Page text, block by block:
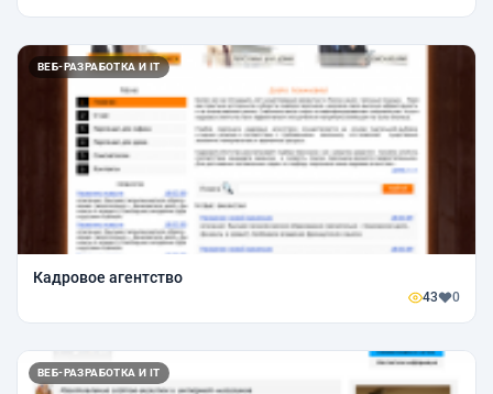
ВЕБ-РАЗРАБОТКА И IT
Кадровое агентство
43 0
ВЕБ-РАЗРАБОТКА И IT